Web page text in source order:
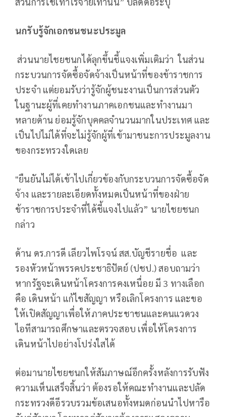
นกรับรู้จักเอกชนชนะประมูล
ส่วนนายไชยชนกได้ลุกขึ้นชี้แจงเพิ่มเติมว่า ในส่วน
กระบวนการจัดซื้อจัดจ้างเป็นหน้าที่ของข้าราชการ
ประจำ แต่ยอมรับว่ารู้จักผู้ชนะงานเป็นการส่วนตัว
ในฐานะผู้ที่เคยทำงานภาคเอกชนและทำงานมา
หลายด้าน ย่อมรู้จักบุคคลจำนวนมากในประเทศ และ
เป็นไปไม่ได้ที่จะไม่รู้จักผู้ที่เข้ามาชนะการประมูลงาน
ของกระทรวงใดเลย
"ยืนยันไม่ได้เข้าไปเกี่ยวข้องกับกระบวนการจัดซื้อจัด
จ้าง และรายละเอียดทั้งหมดเป็นหน้าที่ของฝ่าย
ข้าราชการประจำที่ได้ชี้แจงไปแล้ว” นายไชยชนก
กล่าว
ด้าน ดร.การดี เลียวไพโรจน์ สส.บัญชีรายชื่อ และ
รองหัวหน้าพรรคประชาธิปัตย์ (ปชป.) สอบถามว่า
หากรัฐจะเดินหน้าโครงการคงเหนื่อย มี 3 ทางเลือก
คือ เดินหน้า แก้ไขสัญญา หรือเลิกโครงการ และขอ
ให้เปิดสัญญาเพื่อให้ภาคประชาชนและคนแวดวง
ไอทีสามารถศึกษาและตรวจสอบ เพื่อให้โครงการ
เดินหน้าไปอย่างโปร่งใสได้
ต่อมานายไชยชนกให้สัมภาษณ์อีกครั้งหลังการรับฟัง
ความเห็นเสร็จสิ้นว่า ต้องรอให้คณะทำงานและปลัด
กระทรวงดีอีรวบรวมข้อเสนอทั้งหมดก่อนนำไปหารือ